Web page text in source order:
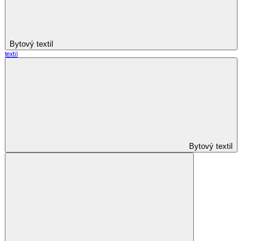
Bytový textil
textil
Bytový textil